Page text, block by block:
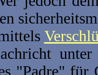
"Padre" für